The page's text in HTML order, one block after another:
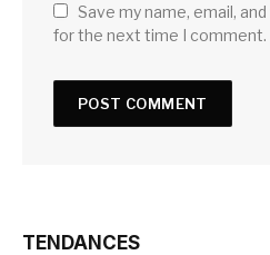
Save my name, email,
for the next time I comment.
TENDANCES